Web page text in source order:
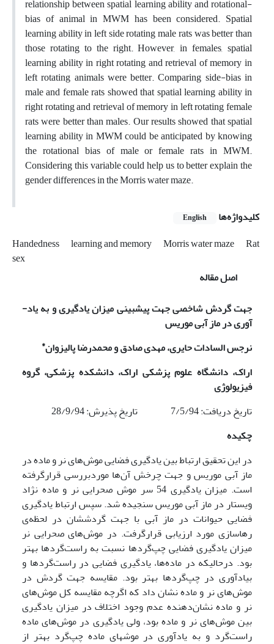
relationship between spatial learning ability and rotational-
bias of animal in MWM has been considered. Spatial
learning ability in left side rotating male rats was better than
those rotating to the right. However, in females, spatial
learning ability in right rotating and retrieval of memory in
left rotating animals were better. Comparing side-bias in
male and female rats showed that spatial learning ability in
right rotating and retrieval of memory in left rotating female
rats were better than males. Our results showed that spatial
learning ability in MWM could be anticipated by knowing
the rotational bias of male or female rats in MWM.
Considering this variable could help us to better explain the
gender differences in the Morris water maze.
کلیدواژه‌ها
English
Handedness learning and memory Morris water maze
Rat
sex
اصل مقاله
جهت گردش شاخصی جهت پیش­بینی میزان یادگیری و به یاد­
آوری در ماز آبی موریس
نرجس السادات حایری، مهدی صادق و محمدرضا پالیزوان*
اراک، دانشگاه علوم پزشکی اراک، دانشکده پزشکی، گروه
فیزیولوژی
تاریخ دریافت: 7/5/94 تاریخ پذیرش: 28/9/94
چکیده
در این تحقیق ارتباط بین یادگیری فضایی موش‌های نر و ماده در
ماز آبی موریس و جهت چرخش آن‌ها موردبررسی قرارگرفته
است. میزان یادگیری 54 سر موش صحرایی نر و ماده نژاد
ویستار در ماز آبی موریس سنجیده شد. سپس ارتباط یادگیری
فضایی حیوانات در ماز آبی با جهت گردششان در لحظه‌ی
رهاسازی مورد ارزیابی قرارگرفت. در موش‌های صحرایی‌ نر
میزان یادگیری فضایی چپ‌گردها نسبت به راست‌گردها بهتر
بود. در‌حالیکه در ماده‌‌ها، یادگیری فضایی در راست‌گردها و
بیادآوری در چپ‌گردها بهتر بود. مقایسه جهت گردش در
موش‌های نر و ماده نشان داد که اگرچه مقایسه کل موش‌های
نر و ماده نشان‌دهنده عدم وجود اختلاف در میزان یادگیری
بین موش‌های نر و ماده بود، ولی یادگیری در موش‌های ماده
راست‌گرد و به یادآوری در موشهای ماده چپ‌گرد بهتر از